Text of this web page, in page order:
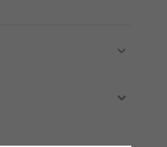
ja eivät sisällä